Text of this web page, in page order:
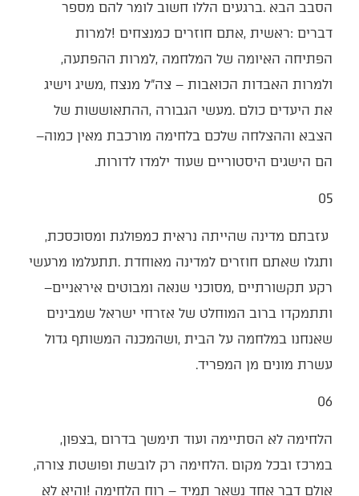
‬הסבב‭ ‬הבא‭. ‬ברגעים‭ ‬הללו‭ ‬חשוב‭ ‬לומר‭ ‬להם‭ ‬מספר‭
‬דברים‭: ‬ראשית‭, ‬אתם‭ ‬חוזרים‭ ‬כמנצחים‭! ‬למרות‭
‬הפתיחה‭ ‬האיומה‭ ‬של‭ ‬המלחמה‭, ‬למרות‭ ‬ההפתעה‭,
‬ולמרות‭ ‬האבדות‭ ‬הכואבות‭ ‬‮–‬‭ ‬צה‭"‬ל‭ ‬מנצח‭, ‬משיג‭ ‬וישיג‭
‬את‭ ‬היעדים‭ ‬כולם‭. ‬מעשי‭ ‬הגבורה‭, ‬ההתאוששות‭ ‬של‭
‬הצבא‭ ‬וההצלחה‭ ‬שלכם‭ ‬בלחימה‭ ‬מורכבת‭ ‬מאין‭ ‬כמוה‭ ‬‮–‬‭
‬הם‭ ‬הישגים‭ ‬היסטוריים‭ ‬שעוד‭ ‬ילמדו‭ ‬לדורות‭.‬
05
‭ ‬עזבתם‭ ‬מדינה‭ ‬שהייתה‭ ‬נראית‭ ‬כמפולגת‭ ‬ומסוכסכת‭,
‬ותגלו‭ ‬שאתם‭ ‬חוזרים‭ ‬למדינה‭ ‬מאוחדת‭. ‬תתעלמו‭ ‬מרעשי‭
‬רקע‭ ‬תקשורתיים‭, ‬מסוכני‭ ‬שנאה‭ ‬ומבוטים‭ ‬איראניים‭ –
‬ותתמקדו‭ ‬ברוב‭ ‬המוחלט‭ ‬של‭ ‬אזרחי‭ ‬ישראל‭ ‬שמבינים‭
‬שאנחנו‭ ‬במלחמה‭ ‬על‭ ‬הבית‭, ‬ושהמכנה‭ ‬המשותף‭ ‬גדול‭
‬עשרת‭ ‬מונים‭ ‬מן‭ ‬המפריד‭.‬
06
הלחימה‭ ‬לא‭ ‬הסתיימה‭ ‬ועוד‭ ‬תימשך‭ ‬בדרום‭, ‬בצפון‭,
‬במרכז‭ ‬ובכל‭ ‬מקום‭. ‬הלחימה‭ ‬רק‭ ‬לובשת‭ ‬ופושטת‭ ‬צורה‭,